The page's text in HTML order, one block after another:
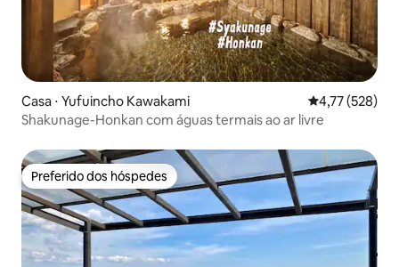
Casa ⋅ Yufuincho Kawakami 4,77 de uma
4,77 (528)
Shakunage-Honkan com águas termais ao ar livre
Preferido dos hóspedes
Preferido dos hóspedes